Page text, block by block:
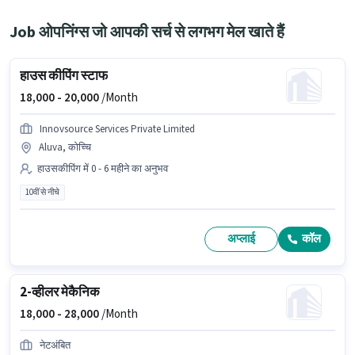
Job ओपनिंग्स जो आपकी सर्च से लगभग मेल खाते हैं
हाउस कीपिंग स्टाफ
18,000 - 20,000/Month
Innovsource Services Private Limited
Aluva, कोच्चि
हाउसकीपिंग में 0 - 6 महीने का अनुभव
10वीं से नीचे
अप्लाई कॉल
2-व्हीलर मेकैनिक
18,000 - 28,000/Month
नेटअंबित